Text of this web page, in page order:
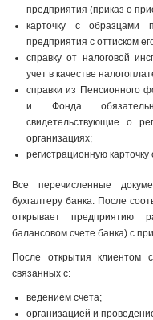
предприятия (приказ о
карточку с образцами
предприятия с оттиском
справку от налоговой
учет в каче­стве
справки из Пенсионного
и Фонда
свидетельствующие о
организациях;
регистрационную карточку
Все перечисленные
бухгалтеру банка. После
открывает предприятию
балансовом счете банка) с
После открытия клиентом
связанных с:
ведением счета;
организацией и